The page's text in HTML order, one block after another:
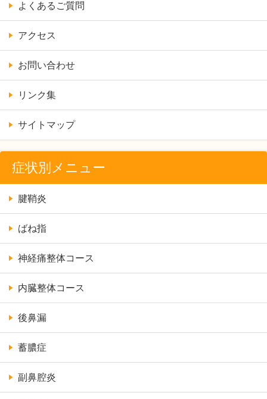
よくあるご質問
アクセス
お問い合わせ
リンク集
サイトマップ
症状別メニュー
腱鞘炎
ばね指
神経痛整体コース
内臓整体コース
後鼻漏
蓄膿症
副鼻腔炎